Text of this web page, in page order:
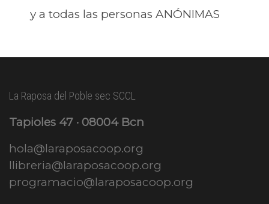
y a todas las personas ANÓNIMAS
La Raposa del Poble sec SCCL
Tapioles 47 · 08004 Bcn
hola@laraposacoop.org
llibreria@laraposacoop.org
programacio@laraposacoop.org